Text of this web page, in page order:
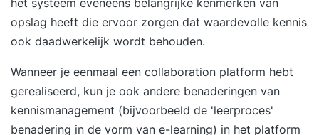
het systeem eveneens belangrijke kenmerken van
opslag heeft die ervoor zorgen dat waardevolle kennis
ook daadwerkelijk wordt behouden.
Wanneer je eenmaal een collaboration platform hebt
gerealiseerd, kun je ook andere benaderingen van
kennismanagement (bijvoorbeeld de 'leerproces'
benadering in de vorm van e-learning) in het platform